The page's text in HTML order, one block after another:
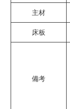
主材
床板
備考